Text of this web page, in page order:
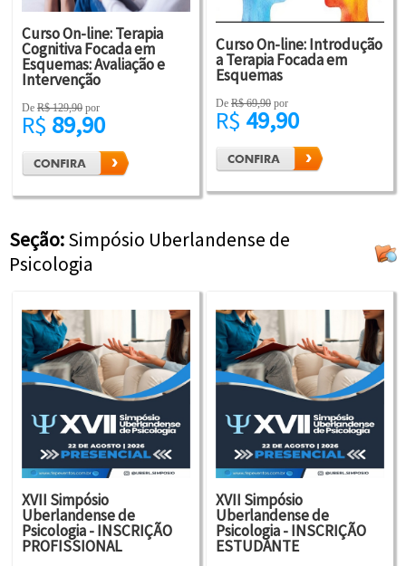
Curso On-line: Terapia
Cognitiva Focada em
Esquemas: Avaliação e
Intervenção
De R$ 129,90 por
R$ 89,90
Curso On-line: Introdução
a Terapia Focada em
Esquemas
De R$ 69,90 por
R$ 49,90
Seção:Simpósio Uberlandense de
Psicologia
XVII Simpósio
Uberlandense de
Psicologia - INSCRIÇÃO
PROFISSIONAL
XVII Simpósio
Uberlandense de
Psicologia - INSCRIÇÃO
ESTUDANTE